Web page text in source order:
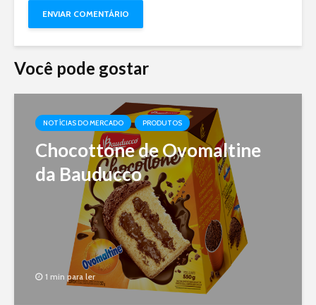
Você pode gostar
NOTÍCIAS DO MERCADO PRODUTOS
Chocottone de Ovomaltine
da Bauducco
1 min para ler